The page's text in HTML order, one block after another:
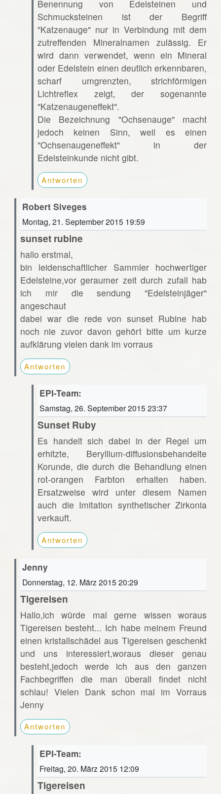
Benennung von Edelsteinen und
Schmucksteinen ist der Begriff
"Katzenauge" nur in Verbindung mit dem
zutreffenden Mineralnamen zulässig. Er
wird dann verwendet, wenn ein Mineral
oder Edelstein einen deutlich erkennbaren,
scharf umgrenzten, strichförmigen
Lichtreflex zeigt, der sogenannte
"Katzenaugeneffekt".
Die Bezeichnung "Ochsenauge" macht
jedoch keinen Sinn, weil es einen
"Ochsenaugeneffekt" in der
Edelsteinkunde nicht gibt.
Antworten
Robert Siveges
Montag, 21. September 2015 19:59
sunset rubine
hallo erstmal,
bin leidenschaftlicher Sammler hochwertiger
Edelsteine,vor geraumer zeit durch zufall hab
ich mir die sendung "Edelsteinjäger"
angeschaut
dabei war die rede von sunset Rubine hab
noch nie zuvor davon gehört bitte um kurze
aufklärung vielen dank im vorraus
Antworten
EPI-Team:
Samstag, 26. September 2015 23:37
Sunset Ruby
Es handelt sich dabei in der Regel um
erhitzte, Beryllium-diffusionsbehandelte
Korunde, die durch die Behandlung einen
rot-orangen Farbton erhalten haben.
Ersatzweise wird unter diesem Namen
auch die Imitation synthetischer Zirkonia
verkauft.
Antworten
Jenny
Donnerstag, 12. März 2015 20:29
Tigereisen
Hallo,ich würde mal gerne wissen woraus
Tigereisen besteht... Ich habe meinem Freund
einen kristallschädel aus Tigereisen geschenkt
und uns interessiert,woraus dieser genau
besteht,jedoch werde ich aus den ganzen
Fachbegriffen die man überall findet nicht
schlau! Vielen Dank schon mal im Vorraus
Jenny
Antworten
EPI-Team:
Freitag, 20. März 2015 12:09
Tigereisen